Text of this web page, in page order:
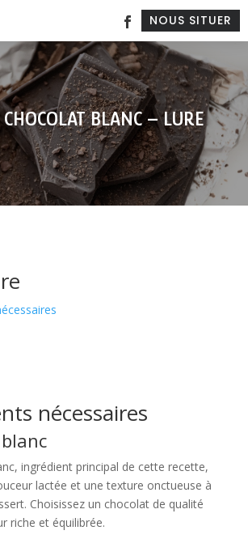
NOUS SITUER
CHOCOLAT BLANC – LURE
nécessaires
ingrédient principal de cette recette,
lactée et une texture onctueuse à
Choisissez un chocolat de qualité
riche et équilibrée.